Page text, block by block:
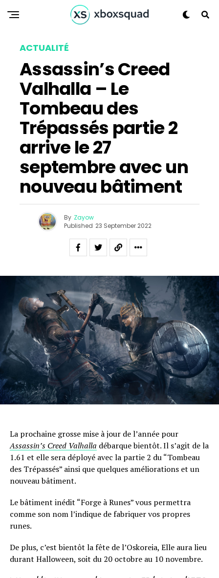
ACTUALITÉ
Assassin’s Creed
Valhalla – Le
Tombeau des
Trépassés partie 2
arrive le 27
septembre avec un
nouveau bâtiment
By Zayow
Published 23 September 2022
La prochaine grosse mise à jour de l’année pour
Assassin’s Creed Valhalla débarque bientôt. Il s’agit de la
1.61 et elle sera déployé avec la partie 2 du “Tombeau
des Trépassés” ainsi que quelques améliorations et un
nouveau bâtiment.
Le bâtiment inédit “Forge à Runes” vous permettra
comme son nom l’indique de fabriquer vos propres
runes.
De plus, c’est bientôt la fête de l’Oskoreia, Elle aura lieu
durant Halloween, soit du 20 octobre au 10 novembre.